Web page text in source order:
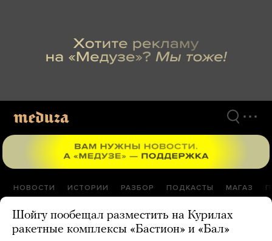
НОВОСТИ ИСТОРИИ РАЗБОР ПОДКАСТЫ МАГАЗ
Шойгу пообещал разместить на Курилах
ракетные комплексы «Бастион» и «Бал»